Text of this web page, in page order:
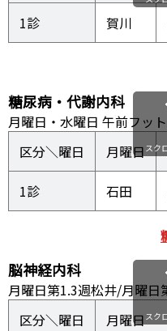
1診 賀川
糖尿病・代謝内科
月曜日・水曜日 午前フッ
区分＼曜日
月曜日
1診 石田
スク
脳神経内科
月曜日第1.3週松井/月曜日
区分＼曜日
月曜日スク